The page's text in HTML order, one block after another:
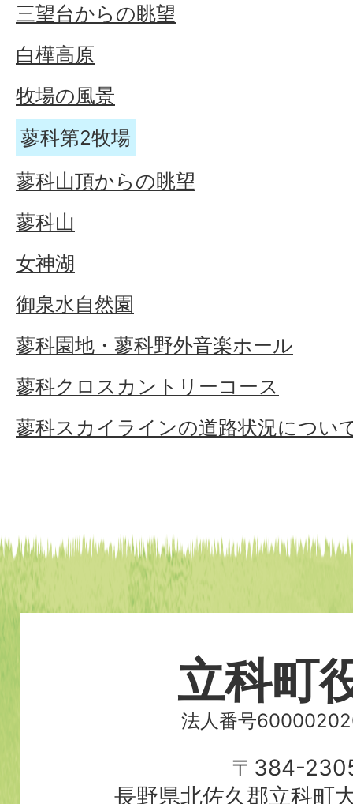
三望台からの眺望
白樺高原
牧場の風景
蓼科第2牧場
蓼科山頂からの眺望
蓼科山
女神湖
御泉水自然園
蓼科園地・蓼科野外音楽ホール
蓼科クロスカントリーコース
蓼科スカイラインの道路状況につい
立科町
法人番号
〒384-
長野県北佐久郡立科町